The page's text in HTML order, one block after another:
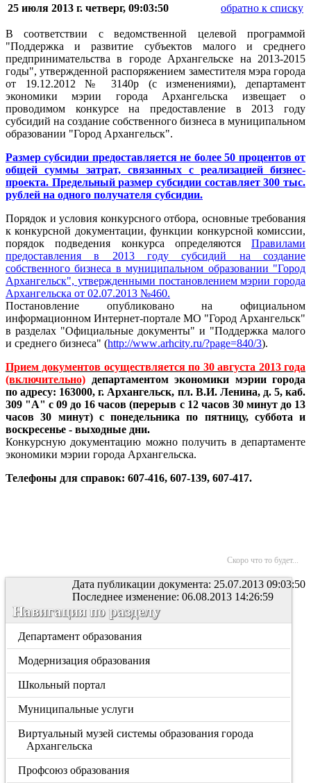
25 июля 2013 г. четверг, 09:03:50
обратно к списку
В соответствии с ведомственной целевой программой
"Поддержка и развитие субъектов малого и среднего
предпринимательства в городе Архангельске на 2013-2015
годы", утвержденной распоряжением заместителя мэра города
от 19.12.2012 № 3140р (с изменениями), департамент
экономики мэрии города Архангельска извещает о
проводимом конкурсе на предоставление в 2013 году
субсидий на создание собственного бизнеса в муниципальном
образовании "Город Архангельск".
Размер субсидии предоставляется не более 50 процентов от
общей суммы затрат, связанных с реализацией бизнес-
проекта. Предельный размер субсидии составляет 300 тыс.
рублей на одного получателя субсидии.
Порядок и условия конкурсного отбора, основные требования
к конкурсной документации, функции конкурсной комиссии,
порядок подведения конкурса определяются Правилами
предоставления в 2013 году субсидий на создание
собственного бизнеса в муниципальном образовании "Город
Архангельск", утвержденными постановлением мэрии города
Архангельска от 02.07.2013 №460.
Постановление опубликовано на официальном
информационном Интернет-портале МО "Город Архангельск"
в разделах "Официальные документы" и "Поддержка малого
и среднего бизнеса" (http://www.arhcity.ru/?page=840/3).
Прием документов осуществляется по 30 августа 2013 года
(включительно) департаментом экономики мэрии города
по адресу: 163000, г. Архангельск, пл. В.И. Ленина, д. 5, каб.
309 "А" с 09 до 16 часов (перерыв с 12 часов 30 минут до 13
часов 30 минут) с понедельника по пятницу, суббота и
воскресенье - выходные дни.
Конкурсную документацию можно получить в департаменте
экономики мэрии города Архангельска.
Телефоны для справок: 607-416, 607-139, 607-417.
Скоро что то будет...
Дата публикации документа: 25.07.2013 09:03:50
Последнее изменение: 06.08.2013 14:26:59
Навигация по разделу
Департамент образования
Модернизация образования
Школьный портал
Муниципальные услуги
Виртуальный музей системы образования города
Архангельска
Профсоюз образования